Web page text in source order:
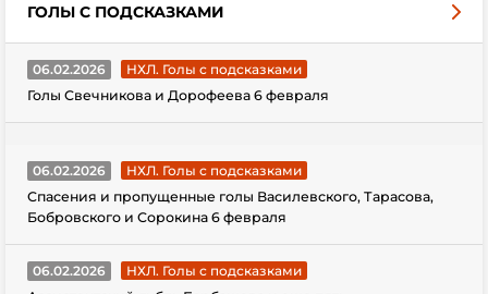
ГОЛЫ С ПОДСКАЗКАМИ
06.02.2026
НХЛ. Голы с подсказками
Голы Свечникова и Дорофеева 6 февраля
06.02.2026
НХЛ. Голы с подсказками
Спасения и пропущенные голы Василевского, Тарасова,
Бобровского и Сорокина 6 февраля
06.02.2026
НХЛ. Голы с подсказками